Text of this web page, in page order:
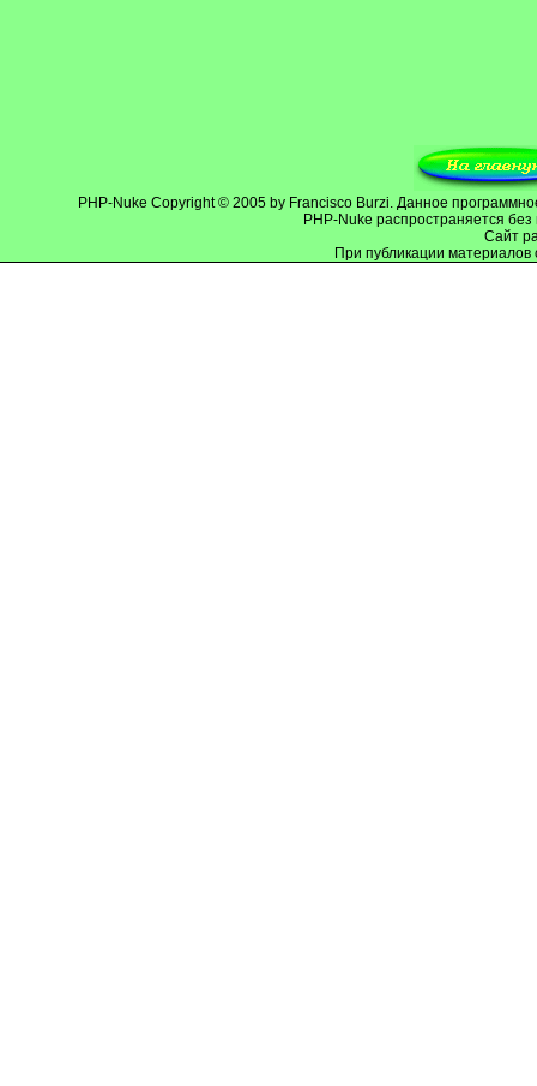
PHP-Nuke Copyright © 2005 by Francisco Burzi. Данное
PHP-Nuke распространяется
Cайт
При публикации